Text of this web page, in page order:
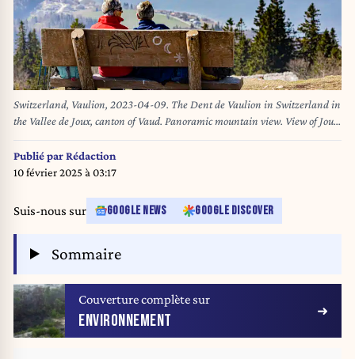
Switzerland, Vaulion, 2023-04-09. The Dent de Vaulion in Switzerland in
the Vallee de Joux, canton of Vaud. Panoramic mountain view. View of Joux
lake. A couple on a bench. Photo by Stephane ROUILLARD / Hans Lucas.
Suisse, Vaulion, 2023-04-09. La Dent de Vaulion en Suisse dans la vallee
de Joux, canton de Vaud. Vue panoramique de montagne. Vue sur le lac de
Lucas. (Photo by Stephane Rouillard / Hans Lucas / Hans Lucas via AFP)
Publié parRédaction
10 février 2025 à 03:17
Suis-nous sur GOOGLE NEWS GOOGLE DISCOVER
Sommaire
Couverture complète sur
ENVIRONNEMENT